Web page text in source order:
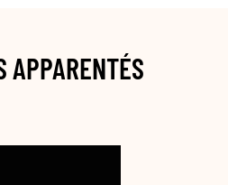
APPARENTÉS